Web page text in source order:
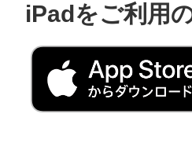
iPadをご利用